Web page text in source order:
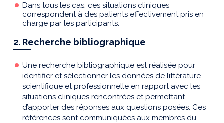
Dans tous les cas, ces situations cliniques
correspondent à des patients effectivement pris en
charge par les participants.
2. Recherche bibliographique
Une recherche bibliographique est réalisée pour
identifier et sélectionner les données de littérature
scientifique et professionnelle en rapport avec les
situations cliniques rencontrées et permettant
d’apporter des réponses aux questions posées. Ces
références sont communiquées aux membres du